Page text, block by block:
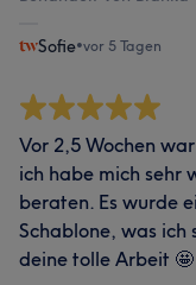
Sofie•vor 5 Tagen
Vor 2,5 Wochen
ich habe mich sehr
beraten. Es wurde
Schablone, was ich
deine tolle Arbeit 🤩